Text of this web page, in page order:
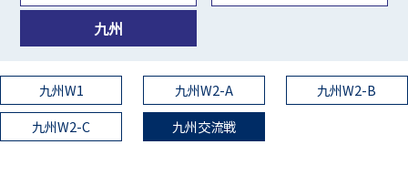
九州
九州W1 九州W2-A
九州W2-B
九州W2-C
九州交流戦